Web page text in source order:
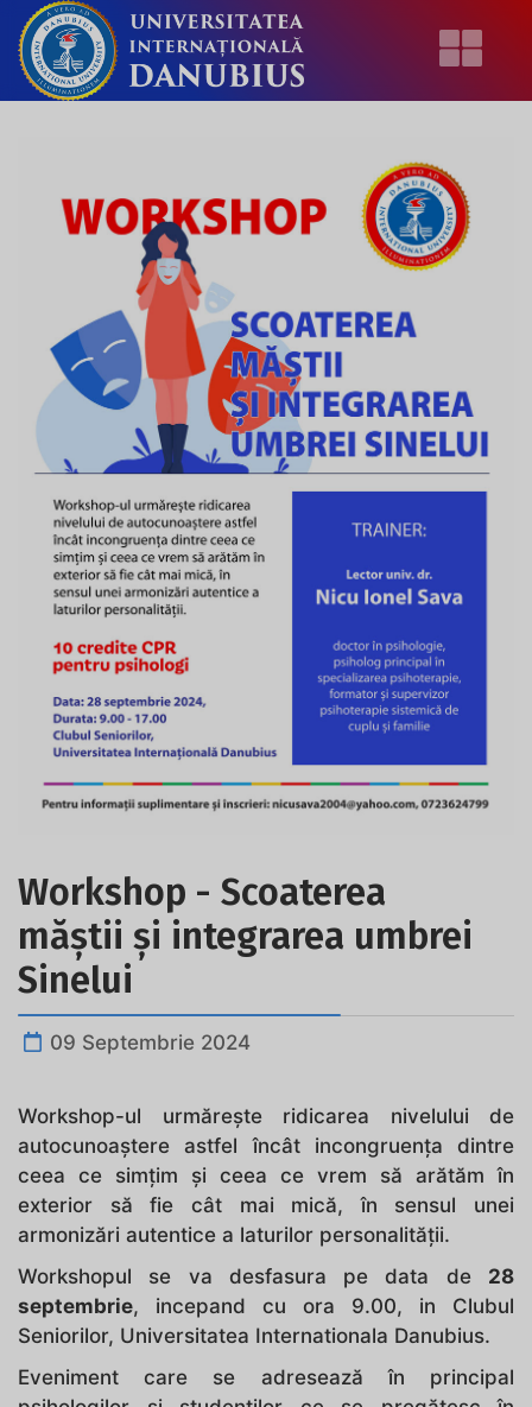
Workshop - Scoaterea
măștii și integrarea umbrei
Sinelui
09 Septembrie 2024
Workshop-ul urmărește ridicarea nivelului de
autocunoaștere astfel încât incongruența dintre
ceea ce simțim și ceea ce vrem să arătăm în
exterior să fie cât mai mică, în sensul unei
armonizări autentice a laturilor personalității.
Workshopul se va desfasura pe data de 28
septembrie, incepand cu ora 9.00, in Clubul
Seniorilor, Universitatea Internationala Danubius.
Eveniment care se adresează în principal